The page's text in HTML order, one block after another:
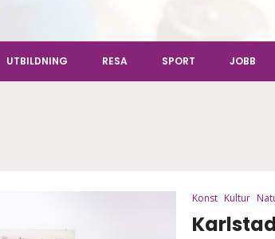
UTBILDNING RESA SPORT JOBB
Konst Kultur